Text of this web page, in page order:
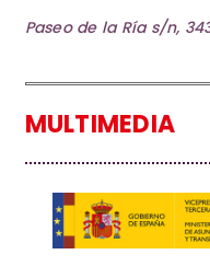
Paseo de la Ría s/n,
MULTIMEDIA